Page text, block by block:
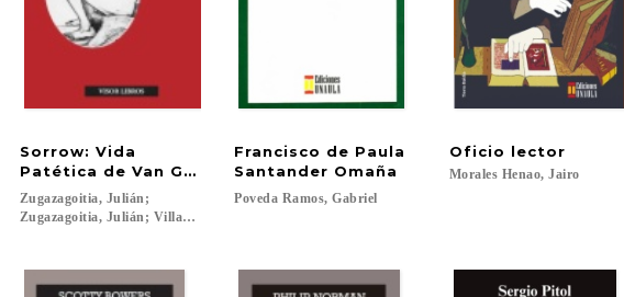
estadounidense
Sorrow: Vida
Patética de Van Gogh
Zugazagoitia, Julián;
Zugazagoitia, Julián; Villarías Zugazagoitia, José Mª; Villarías Zugazagoitia, José Mª...
Francisco de Paula
Santander Omaña
Poveda Ramos, Gabriel
Oficio lector
Morales Henao, Jairo